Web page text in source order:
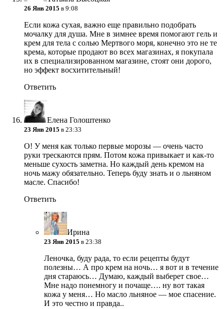
26 Янв 2015 в 9:08
Если кожа сухая, важно еще правильно подобрать
мочалку для душа. Мне в зимнее время помогают гель и
крем для тела с солью Мертвого моря, конечно это не те
крема, которые продают во всех магазинах, я покупала
их в специализированном магазине, стоят они дорого,
но эффект восхитительный!
Ответить
Елена Голоштенко
23 Янв 2015 в 23:33
О! У меня как только первые морозы — очень часто
руки трескаются прям. Потом кожа привыкает и как-то
меньше сухость заметна. Но каждый день кремом на
ночь мажу обязательно. Теперь буду знать и о льняном
масле. Спасибо!
Ответить
Ирина
23 Янв 2015 в 23:38
Леночка, буду рада, то если рецепты будут
полезны… А про крем на ночь… я вот и в течение
дня стараюсь… Думаю, каждый выберет свое…
Мне надо понемногу и почаще…. ну вот такая
кожа у меня… Но масло льняное — мое спасение.
И это честно и правда..